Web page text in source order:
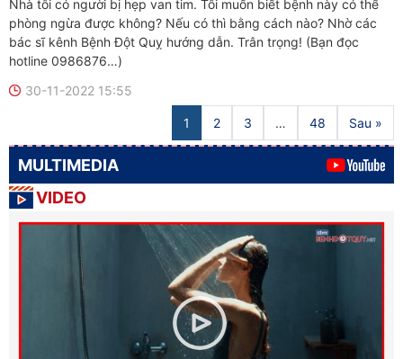
Nhà tôi có người bị hẹp van tim. Tôi muốn biết bệnh này có thể
phòng ngừa được không? Nếu có thì bằng cách nào? Nhờ các
bác sĩ kênh Bệnh Đột Quỵ hướng dẫn. Trân trọng! (Bạn đọc
hotline 0986876…)
30-11-2022 15:55
1 2 3 … 48 Sau »
MULTIMEDIA
VIDEO